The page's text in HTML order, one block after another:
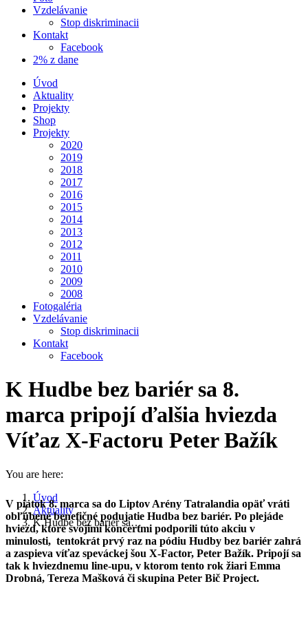
Vzdelávanie
Stop diskriminacii
Kontakt
Facebook
2% z dane
Úvod
Aktuality
Projekty
Shop
Projekty
2020
2019
2018
2017
2016
2015
2014
2013
2012
2011
2010
2009
2008
Fotogaléria
Vzdelávanie
Stop diskriminacii
Kontakt
Facebook
K Hudbe bez bariér sa 8.
marca pripojí ďalšia hviezda
Víťaz X-Factoru Peter Bažík
You are here:
Úvod
Aktuality
K Hudbe bez bariér sa…
V piatok 8. marca sa do Liptov Arény Tatralandia opäť vráti
obľúbené benefičné podujatie Hudba bez bariér. Po plejáde
hviezd, ktoré svojimi koncertmi podporili túto akciu v
minulosti, tentokrát prvý raz na pódiu Hudby bez bariér zahrá
a zaspieva víťaz speváckej šou X-Factor, Peter Bažík. Pripojí sa
tak k hviezdnemu line-upu, v ktorom tento rok žiari Emma
Drobná, Tereza Mašková či skupina Peter Bič Project.